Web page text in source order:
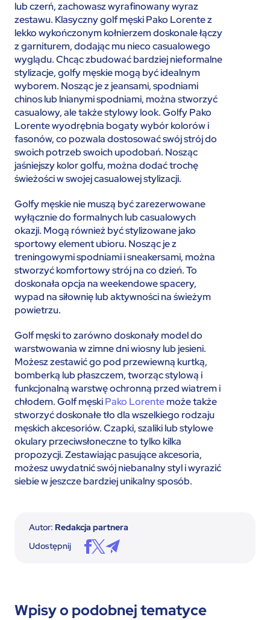
lub czerń, zachowasz wyrafinowany wyraz
zestawu. Klasyczny golf męski Pako Lorente z
lekko wykończonym kołnierzem doskonale łączy
z garniturem, dodając mu nieco casualowego
wyglądu. Chcąc zbudować bardziej nieformalne
stylizacje, golfy męskie mogą być idealnym
wyborem. Nosząc je z jeansami, spodniami
chinos lub lnianymi spodniami, można stworzyć
casualowy, ale także stylowy look. Golfy Pako
Lorente wyodrębnia bogaty wybór kolorów i
fasonów, co pozwala dostosować swój strój do
swoich potrzeb swoich upodobań. Nosząc
jaśniejszy kolor golfu, można dodać trochę
świeżości w swojej casualowej stylizacji.
Golfy męskie nie muszą być zarezerwowane
wyłącznie do formalnych lub casualowych
okazji. Mogą również być stylizowane jako
sportowy element ubioru. Nosząc je z
treningowymi spodniami i sneakersami, można
stworzyć komfortowy strój na co dzień. To
doskonała opcja na weekendowe spacery,
wypad na siłownię lub aktywności na świeżym
powietrzu.
Golf męski to zarówno doskonały model do
warstwowania w zimne dni wiosny lub jesieni.
Możesz zestawić go pod przewiewną kurtką,
bomberką lub płaszczem, tworząc stylową i
funkcjonalną warstwę ochronną przed wiatrem i
chłodem. Golf męskiPako Lorentemoże także
stworzyć doskonałe tło dla wszelkiego rodzaju
męskich akcesoriów. Czapki, szaliki lub stylowe
okulary przeciwsłoneczne to tylko kilka
propozycji. Zestawiając pasujące akcesoria,
możesz uwydatnić swój niebanalny styl i wyrazić
siebie w jeszcze bardziej unikalny sposób.
Autor: Redakcja partnera
Udostępnij
Wpisy o podobnej tematyce